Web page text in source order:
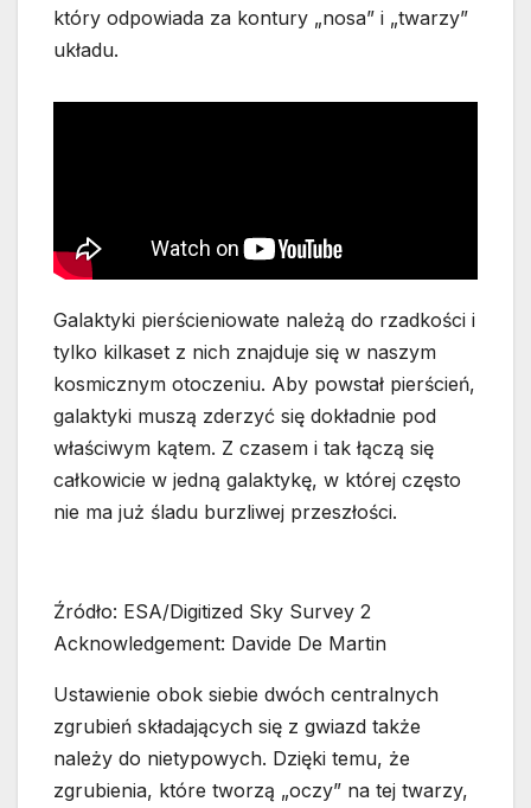
który odpowiada za kontury „nosa” i „twarzy”
układu.
Galaktyki pierścieniowate należą do rzadkości i
tylko kilkaset z nich znajduje się w naszym
kosmicznym otoczeniu. Aby powstał pierścień,
galaktyki muszą zderzyć się dokładnie pod
właściwym kątem. Z czasem i tak łączą się
całkowicie w jedną galaktykę, w której często
nie ma już śladu burzliwej przeszłości.
Źródło: ESA/Digitized Sky Survey 2
Acknowledgement: Davide De Martin
Ustawienie obok siebie dwóch centralnych
zgrubień składających się z gwiazd także
należy do nietypowych. Dzięki temu, że
zgrubienia, które tworzą „oczy” na tej twarzy,